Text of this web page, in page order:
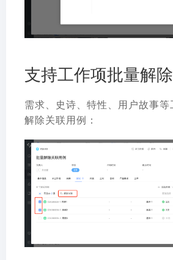
支持工作项批量解
需求、史诗、特性、用户故事
解除关联用例：